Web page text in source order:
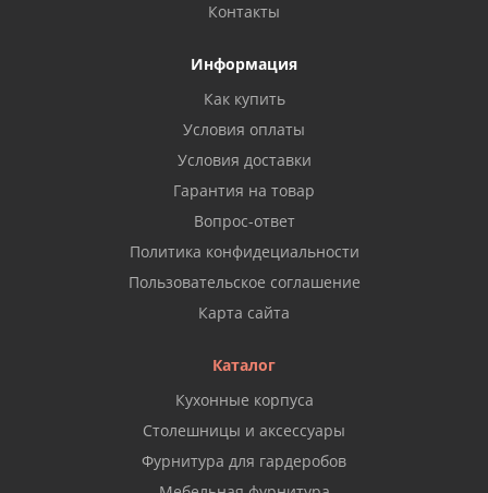
Контакты
Информация
Как купить
Условия оплаты
Условия доставки
Гарантия на товар
Вопрос-ответ
Политика конфидециальности
Пользовательское соглашение
Карта сайта
Каталог
Кухонные корпуса
Столешницы и аксессуары
Фурнитура для гардеробов